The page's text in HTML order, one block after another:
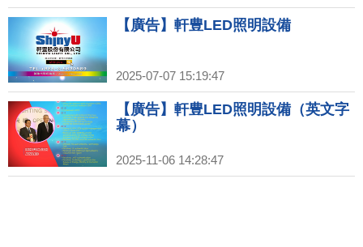
【廣告】軒豊LED照明設備
2025-07-07 15:19:47
【廣告】軒豊LED照明設備（英文字
幕）
2025-11-06 14:28:47